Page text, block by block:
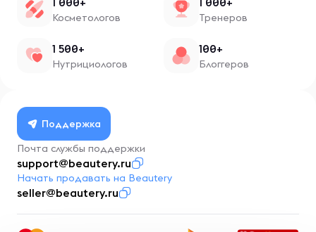
Косметологов Тренеров
1 500+
Нутрициологов
100+
Блоггеров
Поддержка
Почта службы поддержки
support@beautery.ru
Начать продавать на Beautery
seller@beautery.ru